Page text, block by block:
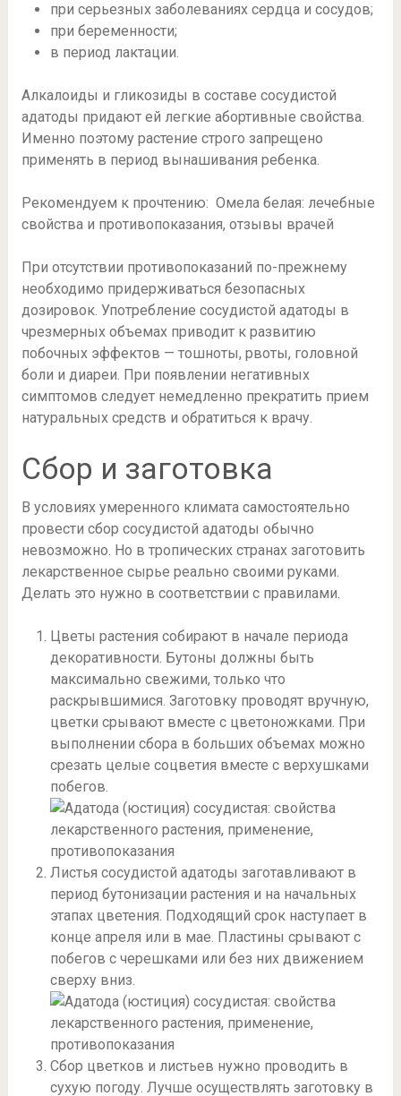
при серьезных заболеваниях сердца и сосудов;
при беременности;
в период лактации.
Алкалоиды и гликозиды в составе сосудистой
адатоды придают ей легкие абортивные свойства.
Именно поэтому растение строго запрещено
применять в период вынашивания ребенка.
Рекомендуем к прочтению: Омела белая: лечебные
свойства и противопоказания, отзывы врачей
При отсутствии противопоказаний по-прежнему
необходимо придерживаться безопасных
дозировок. Употребление сосудистой адатоды в
чрезмерных объемах приводит к развитию
побочных эффектов — тошноты, рвоты, головной
боли и диареи. При появлении негативных
симптомов следует немедленно прекратить прием
натуральных средств и обратиться к врачу.
Сбор и заготовка
В условиях умеренного климата самостоятельно
провести сбор сосудистой адатоды обычно
невозможно. Но в тропических странах заготовить
лекарственное сырье реально своими руками.
Делать это нужно в соответствии с правилами.
Цветы растения собирают в начале периода
декоративности. Бутоны должны быть
максимально свежими, только что
раскрывшимися. Заготовку проводят вручную,
цветки срывают вместе с цветоножками. При
выполнении сбора в больших объемах можно
срезать целые соцветия вместе с верхушками
побегов.
Листья сосудистой адатоды заготавливают в
период бутонизации растения и на начальных
этапах цветения. Подходящий срок наступает в
конце апреля или в мае. Пластины срывают с
побегов с черешками или без них движением
сверху вниз.
Сбор цветков и листьев нужно проводить в
сухую погоду. Лучше осуществлять заготовку в